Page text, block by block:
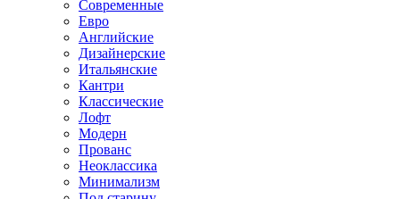
Современные
Евро
Английские
Дизайнерские
Итальянские
Кантри
Классические
Лофт
Модерн
Прованс
Неоклассика
Минимализм